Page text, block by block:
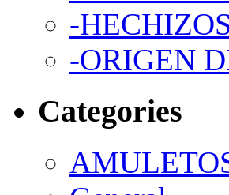
-
-ORIGEN
Categories